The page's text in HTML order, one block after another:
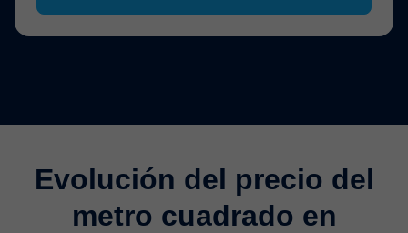
Evolución del precio del
metro cuadrado en